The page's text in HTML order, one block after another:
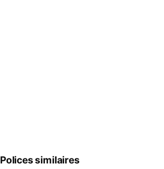
Polices similaires